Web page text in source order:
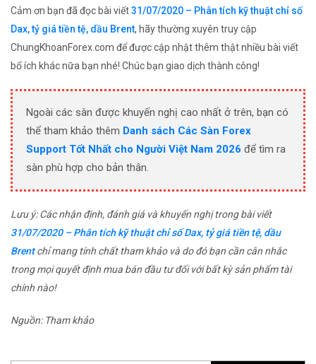
Cảm ơn bạn đã đọc bài viết31/07/2020 – Phân tích kỹ thuật chỉ số
Dax, tỷ giá tiền tệ, dầu Brent, hãy thường xuyên truy cập
ChungKhoanForex.com để được cập nhật thêm thật nhiều bài viết
bổ ích khác nữa bạn nhé! Chúc bạn giao dịch thành công!
Ngoài các sàn được khuyến nghị cao nhất ở trên, bạn có
thể tham khảo thêm Danh sách Các Sàn Forex
Support Tốt Nhất cho Người Việt Nam 2026 để tìm ra
sàn phù hợp cho bản thân.
Lưu ý: Các nhận định, đánh giá và khuyến nghị trong bài viết
31/07/2020 – Phân tích kỹ thuật chỉ số Dax, tỷ giá tiền tệ, dầu
Brentchỉ mang tính chất tham khảo và do đó bạn cần cân nhắc
trong mọi quyết định mua bán đầu tư đối với bất kỳ sản phẩm tài
chính nào!
Nguồn: Tham khảo